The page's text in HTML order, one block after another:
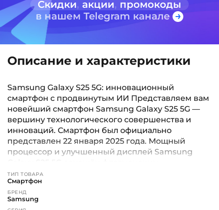
Скидки, акции, промокоды
в нашем Telegram канале
Описание и характеристики
Samsung Galaxy S25 5G: инновационный
смартфон с продвинутым ИИ Представляем вам
новейший смартфон Samsung Galaxy S25 5G —
вершину технологического совершенства и
инноваций. Смартфон был официально
представлен 22 января 2025 года. Мощный
процессор и улучшенный дисплей Samsung
процессором Snapdragon 8 Elite, который
обеспечивает высокую производительность и
позволяет играть в самые современные игры.
Дисплей Dynamic AMOLED 2X с матрицей
ТИП ТОВАРА
Смартфон
БРЕНД
Samsung